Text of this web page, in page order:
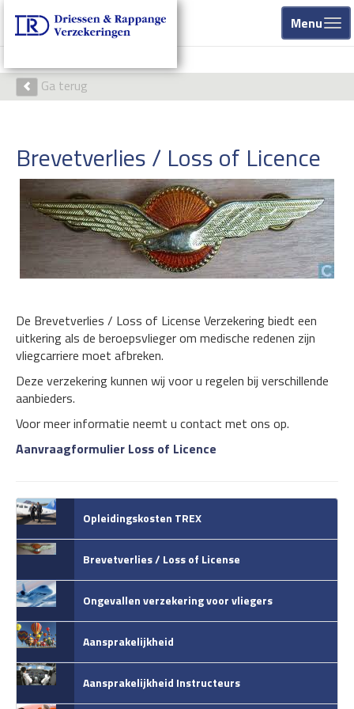
Menu
Ga terug
Brevetverlies / Loss of Licence
De Brevetverlies / Loss of License Verzekering biedt een
uitkering als de beroepsvlieger om medische redenen zijn
vliegcarriere moet afbreken.
Deze verzekering kunnen wij voor u regelen bij verschillende
aanbieders.
Voor meer informatie neemt u contact met ons op.
Aanvraagformulier Loss of Licence
Opleidingskosten TREX
Brevetverlies / Loss of License
Ongevallen verzekering voor vliegers
Aansprakelijkheid
Aansprakelijkheid Instructeurs